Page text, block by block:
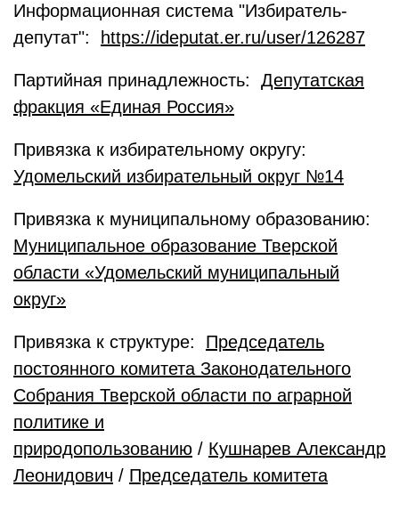
Информационная система "Избиратель-
депутат":
https://ideputat.er.ru/user/126287
Партийная принадлежность: Депутатская
фракция «Единая Россия»
Привязка к избирательному округу:
Удомельский избирательный округ №14
Привязка к муниципальному образованию:
Муниципальное образование Тверской
области «Удомельский муниципальный
округ»
Привязка к структуре: Председатель
постоянного комитета Законодательного
Собрания Тверской области по аграрной
политике и
природопользованию / Кушнарев Александр
Леонидович / Председатель комитета